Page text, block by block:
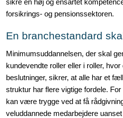
k
sikre en høj og ensartet
forsikrings- og pensionssektoren.
En branchestandard
Minimumsuddannelsen, der skal
kundevendte roller eller i roller,
beslutninger, sikrer, at alle har et
struktur har flere vigtige fordele.
kan være trygge ved at få
veluddannede medarbejdere